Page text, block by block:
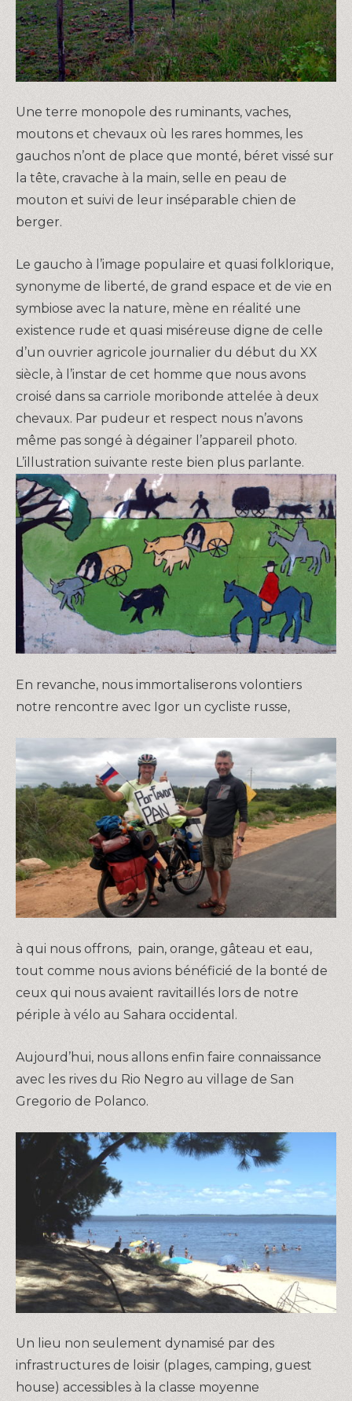
Une terre monopole des ruminants, vaches,
moutons et chevaux où les rares hommes, les
gauchos n’ont de place que monté, béret vissé sur
la tête, cravache à la main, selle en peau de
mouton et suivi de leur inséparable chien de
berger.
Le gaucho à l’image populaire et quasi folklorique,
synonyme de liberté, de grand espace et de vie en
symbiose avec la nature, mène en réalité une
existence rude et quasi miséreuse digne de celle
d’un ouvrier agricole journalier du début du XX
siècle, à l’instar de cet homme que nous avons
croisé dans sa carriole moribonde attelée à deux
chevaux. Par pudeur et respect nous n’avons
même pas songé à dégainer l’appareil photo.
L’illustration suivante reste bien plus parlante.
En revanche, nous immortaliserons volontiers
notre rencontre avec Igor un cycliste russe,
à qui nous offrons, pain, orange, gâteau et eau,
tout comme nous avions bénéficié de la bonté de
ceux qui nous avaient ravitaillés lors de notre
périple à vélo au Sahara occidental.
Aujourd’hui, nous allons enfin faire connaissance
avec les rives du Rio Negro au village de San
Gregorio de Polanco.
Un lieu non seulement dynamisé par des
infrastructures de loisir (plages, camping, guest
house) accessibles à la classe moyenne